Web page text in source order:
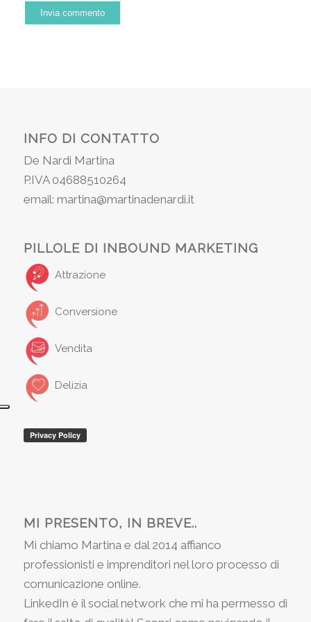
INFO DI CONTATTO
De Nardi Martina
P.IVA 04688510264
email: martina@martinadenardi.it
PILLOLE DI INBOUND MARKETING
Attrazione
Conversione
Vendita
Delizia
MI PRESENTO, IN BREVE..
Mi chiamo Martina e dal 2014 affianco
professionisti e imprenditori nel loro processo di
comunicazione online.
LinkedIn è il social network che mi ha permesso di